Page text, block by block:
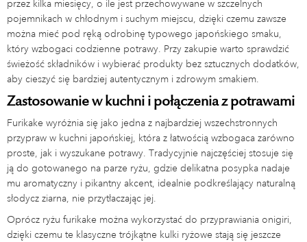
przez kilka miesięcy, o ile jest przechowywane w szczelnych
pojemnikach w chłodnym i suchym miejscu, dzięki czemu zawsze
można mieć pod ręką odrobinę typowego japońskiego smaku,
który wzbogaci codzienne potrawy. Przy zakupie warto sprawdzić
świeżość składników i wybierać produkty bez sztucznych dodatków,
aby cieszyć się bardziej autentycznym i zdrowym smakiem.
Zastosowanie w kuchni i połączenia z potrawami
Furikake wyróżnia się jako jedna z najbardziej wszechstronnych
przypraw w kuchni japońskiej, która z łatwością wzbogaca zarówno
proste, jak i wyszukane potrawy. Tradycyjnie najczęściej stosuje się
ją do gotowanego na parze ryżu, gdzie delikatna posypka nadaje
mu aromatyczny i pikantny akcent, idealnie podkreślający naturalną
słodycz ziarna, nie przytłaczając jej.
Oprócz ryżu furikake można wykorzystać do przyprawiania onigiri,
dzięki czemu te klasyczne trójkątne kulki ryżowe stają się jeszcze